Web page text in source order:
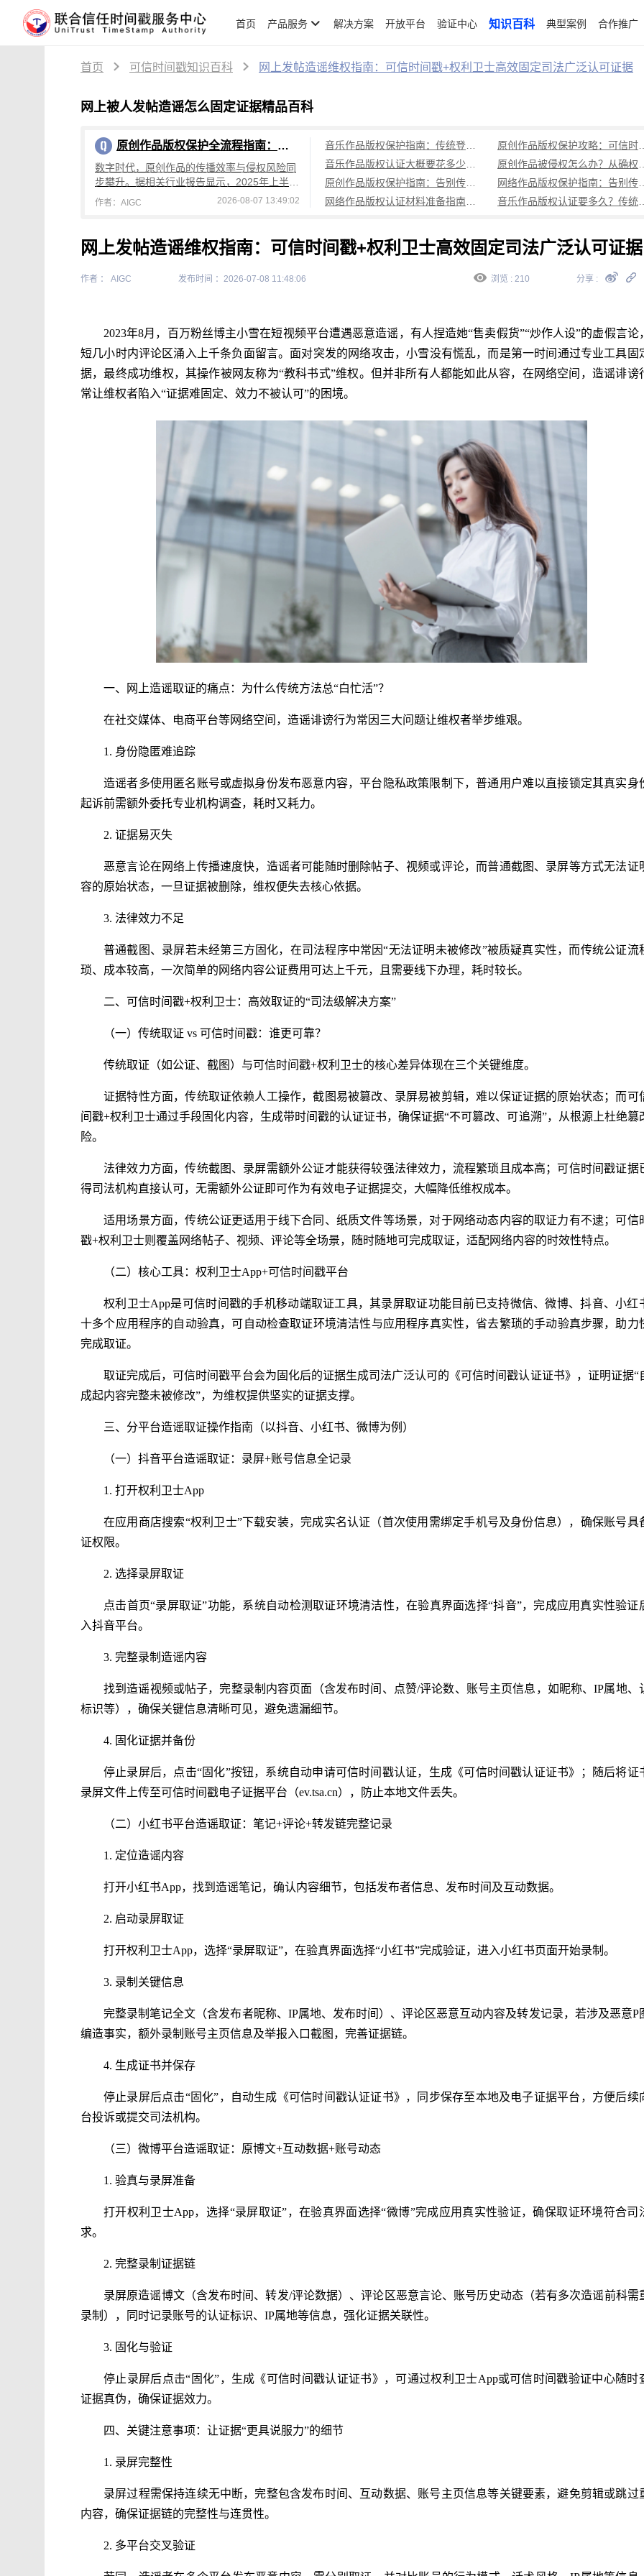
首页 产品服务 解决方案 开放平台 验证中心 知识百科 典型案例 合作推广
首页 可信时间戳知识百科 网上发帖造谣维权指南：可信时间戳+权利卫士高效固定司法广泛认可证据
网上被人发帖造谣怎么固定证据精品百科
原创作品版权保护全流程指南：从创作到维权，可信时间戳平台操作详解
数字时代，原创作品的传播效率与侵权风险同
步攀升。据相关行业报告显示，2025年上半年
国内原创作品侵权投诉量较去年同期增长4
作者：AIGC 2026-08-07 13:49:02
网上发帖造谣维权指南：可信时间戳+权利卫士高效固定司法广泛认可证据
作者 ： AIGC 发布时间 ：2026-07-08 11:48:06 浏览 : 210 分享 :
2023年8月，百万粉丝博主小雪在短视频平台遭遇恶意造谣，有人捏造她“售卖假货”“炒作人设”的虚假言论
短几小时内评论区涌入上千条负面留言。面对突发的网络攻击，小雪没有慌乱，而是第一时间通过专业工具固
据，最终成功维权，其操作被网友称为“教科书式”维权。但并非所有人都能如此从容，在网络空间，造谣诽谤
常让维权者陷入“证据难固定、效力不被认可”的困境。
一、网上造谣取证的痛点：为什么传统方法总“白忙活”？
在社交媒体、电商平台等网络空间，造谣诽谤行为常因三大问题让维权者举步维艰。
1. 身份隐匿难追踪
造谣者多使用匿名账号或虚拟身份发布恶意内容，平台隐私政策限制下，普通用户难以直接锁定其真实身
起诉前需额外委托专业机构调查，耗时又耗力。
2. 证据易灭失
恶意言论在网络上传播速度快，造谣者可能随时删除帖子、视频或评论，而普通截图、录屏等方式无法证
容的原始状态，一旦证据被删除，维权便失去核心依据。
3. 法律效力不足
普通截图、录屏若未经第三方固化，在司法程序中常因“无法证明未被修改”被质疑真实性，而传统公证流
琐、成本较高，一次简单的网络内容公证费用可达上千元，且需要线下办理，耗时较长。
二、可信时间戳+权利卫士：高效取证的“司法级解决方案”
（一）传统取证 vs 可信时间戳：谁更可靠？
传统取证（如公证、截图）与可信时间戳+权利卫士的核心差异体现在三个关键维度。
证据特性方面，传统取证依赖人工操作，截图易被篡改、录屏易被剪辑，难以保证证据的原始状态；而可
间戳+权利卫士通过手段固化内容，生成带时间戳的认证证书，确保证据“不可篡改、可追溯”，从根源上杜绝篡
险。
法律效力方面，传统截图、录屏需额外公证才能获得较强法律效力，流程繁琐且成本高；可信时间戳证据
得司法机构直接认可，无需额外公证即可作为有效电子证据提交，大幅降低维权成本。
适用场景方面，传统公证更适用于线下合同、纸质文件等场景，对于网络动态内容的取证力有不逮；可信
戳+权利卫士则覆盖网络帖子、视频、评论等全场景，随时随地可完成取证，适配网络内容的时效性特点。
（二）核心工具：权利卫士App+可信时间戳平台
权利卫士App是可信时间戳的手机移动端取证工具，其录屏取证功能目前已支持微信、微博、抖音、小红
十多个应用程序的自动验真，可自动检查取证环境清洁性与应用程序真实性，省去繁琐的手动验真步骤，助力
完成取证。
取证完成后，可信时间戳平台会为固化后的证据生成司法广泛认可的《可信时间戳认证证书》，证明证据“
成起内容完整未被修改”，为维权提供坚实的证据支撑。
三、分平台造谣取证操作指南（以抖音、小红书、微博为例）
（一）抖音平台造谣取证：录屏+账号信息全记录
1. 打开权利卫士App
在应用商店搜索“权利卫士”下载安装，完成实名认证（首次使用需绑定手机号及身份信息），确保账号具
证权限。
2. 选择录屏取证
点击首页“录屏取证”功能，系统自动检测取证环境清洁性，在验真界面选择“抖音”，完成应用真实性验证
入抖音平台。
3. 完整录制造谣内容
找到造谣视频或帖子，完整录制内容页面（含发布时间、点赞/评论数、账号主页信息，如昵称、IP属地、
标识等），确保关键信息清晰可见，避免遗漏细节。
4. 固化证据并备份
停止录屏后，点击“固化”按钮，系统自动申请可信时间戳认证，生成《可信时间戳认证证书》；随后将证
录屏文件上传至可信时间戳电子证据平台（ev.tsa.cn），防止本地文件丢失。
（二）小红书平台造谣取证：笔记+评论+转发链完整记录
1. 定位造谣内容
打开小红书App，找到造谣笔记，确认内容细节，包括发布者信息、发布时间及互动数据。
2. 启动录屏取证
打开权利卫士App，选择“录屏取证”，在验真界面选择“小红书”完成验证，进入小红书页面开始录制。
3. 录制关键信息
完整录制笔记全文（含发布者昵称、IP属地、发布时间）、评论区恶意互动内容及转发记录，若涉及恶意P
编造事实，额外录制账号主页信息及举报入口截图，完善证据链。
4. 生成证书并保存
停止录屏后点击“固化”，自动生成《可信时间戳认证证书》，同步保存至本地及电子证据平台，方便后续
台投诉或提交司法机构。
（三）微博平台造谣取证：原博文+互动数据+账号动态
1. 验真与录屏准备
打开权利卫士App，选择“录屏取证”，在验真界面选择“微博”完成应用真实性验证，确保取证环境符合司
求。
2. 完整录制证据链
录屏原造谣博文（含发布时间、转发/评论数据）、评论区恶意言论、账号历史动态（若有多次造谣前科需
录制），同时记录账号的认证标识、IP属地等信息，强化证据关联性。
3. 固化与验证
停止录屏后点击“固化”，生成《可信时间戳认证证书》，可通过权利卫士App或可信时间戳验证中心随时
证据真伪，确保证据效力。
四、关键注意事项：让证据“更具说服力”的细节
1. 录屏完整性
录屏过程需保持连续无中断，完整包含发布时间、互动数据、账号主页信息等关键要素，避免剪辑或跳过
内容，确保证据链的完整性与连贯性。
2. 多平台交叉验证